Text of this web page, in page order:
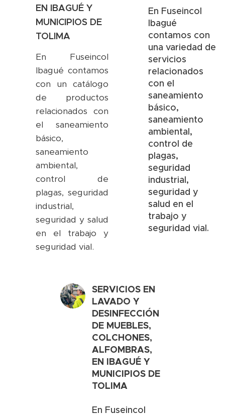
EN IBAGUÉ Y
MUNICIPIOS DE
TOLIMA
En Fuseincol
Ibagué contamos
con un catálogo
de productos
relacionados con
el saneamiento
básico,
saneamiento
ambiental,
control de
plagas, seguridad
industrial,
seguridad y salud
en el trabajo y
seguridad vial.
En Fuseincol
Ibagué
contamos con
una variedad de
servicios
relacionados
con el
saneamiento
básico,
saneamiento
ambiental,
control de
plagas,
seguridad
industrial,
seguridad y
salud en el
trabajo y
seguridad vial.
SERVICIOS EN
LAVADO Y
DESINFECCIÓN
DE MUEBLES,
COLCHONES,
ALFOMBRAS,
EN IBAGUÉ Y
MUNICIPIOS DE
TOLIMA
En Fuseincol